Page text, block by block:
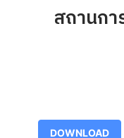
สถานก
DOWNLOAD